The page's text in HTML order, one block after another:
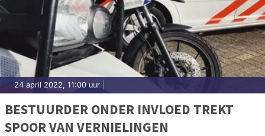
24 april 2022, 11:00 uur
BESTUURDER ONDER INVLOED TREKT
SPOOR VAN VERNIELINGEN